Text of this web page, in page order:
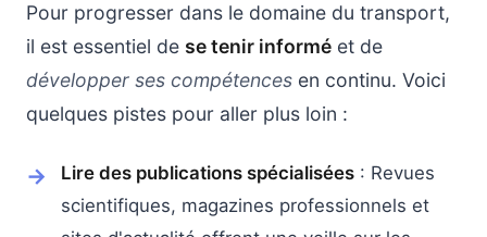
Pour progresser dans le domaine du transport,
il est essentiel de se tenir informé et de
développer ses compétences en continu. Voici
quelques pistes pour aller plus loin :
Lire des publications spécialisées : Revues
scientifiques, magazines professionnels et